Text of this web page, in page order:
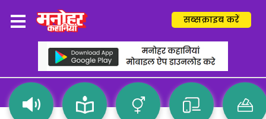
सब्सक्राइब करें